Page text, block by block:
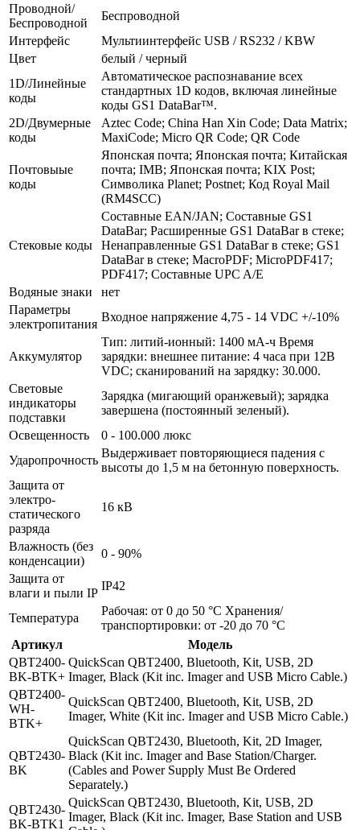
Проводной/
Беспроводной
Беспроводной
Интерфейс
Мультиинтерфейс USB / RS232 / KBW
Цвет
белый / черный
1D/Линейные
коды
Автоматическое распознавание всех
стандартных 1D кодов, включая линейные
коды GS1 DataBar™.
2D/Двумерные
коды
Aztec Code; China Han Xin Code; Data Matrix;
MaxiCode; Micro QR Code; QR Code
Почтовыые
коды
Японская почта; Японская почта; Китайская
почта; IMB; Японская почта; KIX Post;
Символика Planet; Postnet; Код Royal Mail
(RM4SCC)
Стековые коды
Составные EAN/JAN; Составные GS1
DataBar; Расширенные GS1 DataBar в стеке;
Ненаправленные GS1 DataBar в стеке; GS1
DataBar в стеке; MacroPDF; MicroPDF417;
PDF417; Составные UPC A/E
Водяные знаки
нет
Параметры
электропитания
Входное напряжение 4,75 - 14 VDC +/-10%
Аккумулятор
Тип: литий-ионный: 1400 мА-ч Время
зарядки: внешнее питание: 4 часа при 12В
VDC; сканирований на зарядку: 30.000.
Световые
индикаторы
подставки
Зарядка (мигающий оранжевый); зарядка
завершена (постоянный зеленый).
Освещенность
0 - 100.000 люкс
Ударопрочность
Выдерживает повторяющиеся падения с
высоты до 1,5 м на бетонную поверхность.
Защита от
электро-
статического
разряда
16 кВ
Влажность (без
конденсации)
0 - 90%
Защита от
влаги и пыли IP
IP42
Температура
Рабочая: от 0 до 50 °C Хранения/
транспортировки: от -20 до 70 °C
Артикул
Модель
QBT2400-
BK-BTK+
QuickScan QBT2400, Bluetooth, Kit, USB, 2D
Imager, Black (Kit inc. Imager and USB Micro Cable.)
QBT2400-
WH-
BTK+
QuickScan QBT2400, Bluetooth, Kit, USB, 2D
Imager, White (Kit inc. Imager and USB Micro Cable.)
QBT2430-
BK
QuickScan QBT2430, Bluetooth, Kit, 2D Imager,
Black (Kit inc. Imager and Base Station/Charger.
(Cables and Power Supply Must Be Ordered
Separately.)
QBT2430-
BK-BTK1
QuickScan QBT2430, Bluetooth, Kit, USB, 2D
Imager, Black (Kit inc. Imager, Base Station and USB